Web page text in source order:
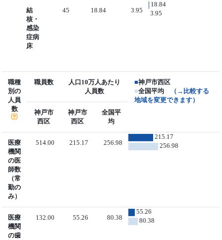
結
核・
感染
症病
床
45 18.84 3.95
18.84
3.95
職種
別の
人員
数
職員数
人口10万人あたり
人員数
■神戸市西区
■全国平均
（→比較する
地域を変更できます）
神戸市
西区
神戸市
西区
全国平
均
医療
機関
の医
師数
（常
勤の
み）
514.00 215.17 256.98
215.17
256.98
医療
機関
の歯
132.00 55.26 80.38
55.26
80.38